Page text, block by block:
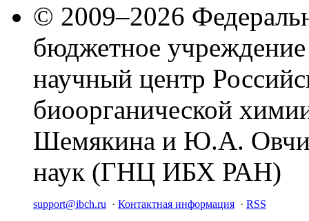
© 2009–2026
бюджетное
научный центр
биоорганической
Шемякина и Ю.А.
наук (ГНЦ ИБХ РАН)
support@ibch.ru · Контактная информация · RSS